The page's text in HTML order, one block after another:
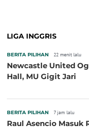
LIGA INGGRIS
BERITA PILIHAN 22 menit lalu
Newcastle United
Hall, MU Gigit Jari
BERITA PILIHAN 7 jam lalu
Raul Asencio Masuk